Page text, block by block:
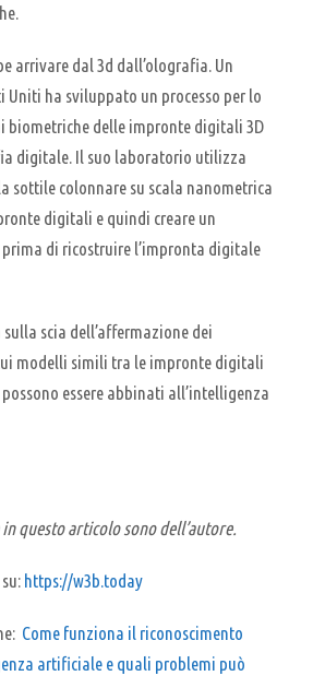
arrivare dal 3d dall’olografia. Un
Uniti ha sviluppato un processo per lo
biometriche delle impronte digitali 3D
digitale. Il suo laboratorio utilizza
sottile colonnare su scala nanometrica
digitali e quindi creare un
di ricostruire l’impronta digitale
scia dell’affermazione dei
modelli simili tra le impronte digitali
essere abbinati all’intelligenza
questo articolo sono dell’autore.
https://w3b.today
Come funziona il riconoscimento
artificiale e quali problemi può